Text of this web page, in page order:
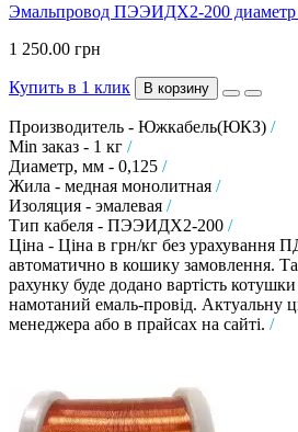
Эмальпровод ПЭЭИДХ2-200 диаметр
1 250.00 грн
Купить в 1 клик В корзину
Производитель - Южкабель(ЮКЗ) /
Min заказ - 1 кг /
Диаметр, мм - 0,125 /
Жила - медная монолитная /
Изоляция - эмалевая /
Тип кабеля - ПЭЭИДХ2-200 /
Ціна - Ціна в грн/кг без урахування
автоматично в кошику замовлення.
рахунку буде додано вартість
намотаний емаль-провід. Актуальну
менеджера або в прайсах на сайті. /